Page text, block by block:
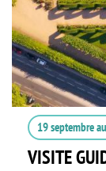
19 septembreau
VISITE